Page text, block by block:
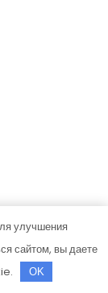
улучшения
сайтом, вы даете
OK